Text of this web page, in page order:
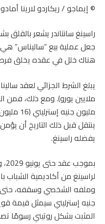
© إيماجو / ريكاردو لارينا
راسينغ سانتاندر يشعر
جعل عملية بيع “ساليناس”
هناك خلل في عقده يخلق
ينتقل قبل ذلك التاريخ أن
يفضله راسينغ.
لراسينغ من أكاديمية الشباب
جنيه إسترليني سيمثل قيمة
المثبت بشكل روتيني رسومًا تصل إلى 30 مليون